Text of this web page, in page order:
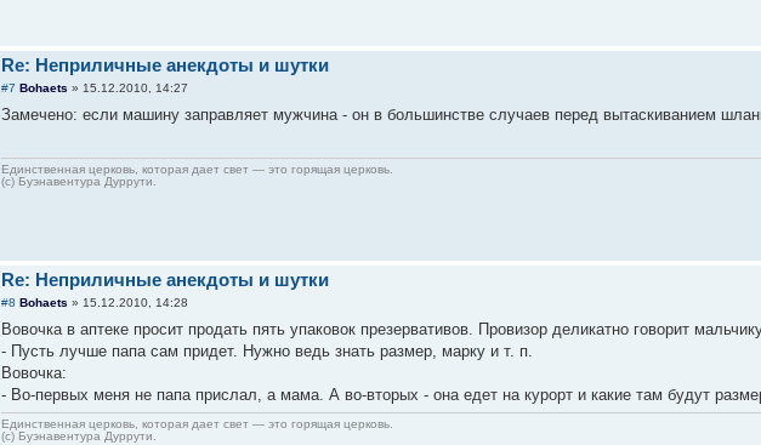
Re: Неприличные анекдоты и шутки
#7 Bohaets » 15.12.2010, 14:27
Замечено: если машину заправляет мужчина - он в большинстве случаев перед вытаскиванием
Единственная церковь, которая дает свет — это горящая церковь.
(с) Буэнавентура Дуррути.
Re: Неприличные анекдоты и шутки
#8 Bohaets » 15.12.2010, 14:28
Вовочка в аптеке просит продать пять упаковок презервативов. Провизор деликатно говорит
- Пусть лучше папа сам придет. Нужно ведь знать размер, марку и т. п.
Вовочка:
- Во-первых меня не папа прислал, а мама. А во-вторых - она едет на курорт и какие там будут
Единственная церковь, которая дает свет — это горящая церковь.
(с) Буэнавентура Дуррути.